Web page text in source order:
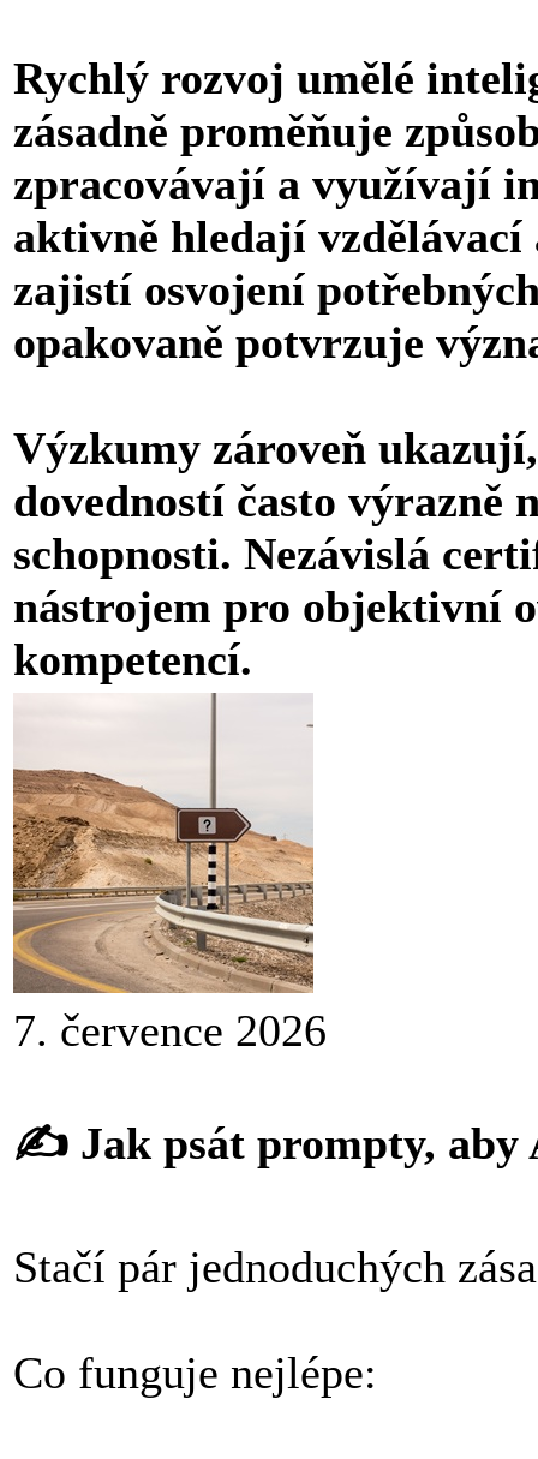
Rychlý rozvoj umělé
zásadně proměňuje
zpracovávají a využívají
aktivně hledají
zajistí osvojení
opakovaně potvrzuje
Výzkumy zároveň
dovedností často výrazně
schopnosti. Nezávislá
nástrojem pro objektivní
kompetencí.
7. července 2026
✍️ Jak psát prompty, aby
Stačí pár jednoduchých
Co funguje nejlépe: